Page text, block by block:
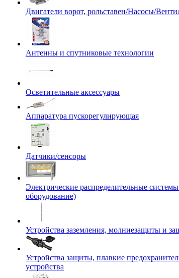
Двигатели ворот, рольставен/Насосы/
Антенны и спутниковые технологии
Осветительные аксессуары
Аппаратура пускорегулирующая
Датчики/сенсоры
Электрические распределительные
оборудование)
Устройства заземления, молниезащиты и
Устройства защиты, плавкие
устройства